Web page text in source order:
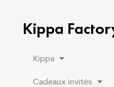
Kippa
Kippa
Cadeaux invités